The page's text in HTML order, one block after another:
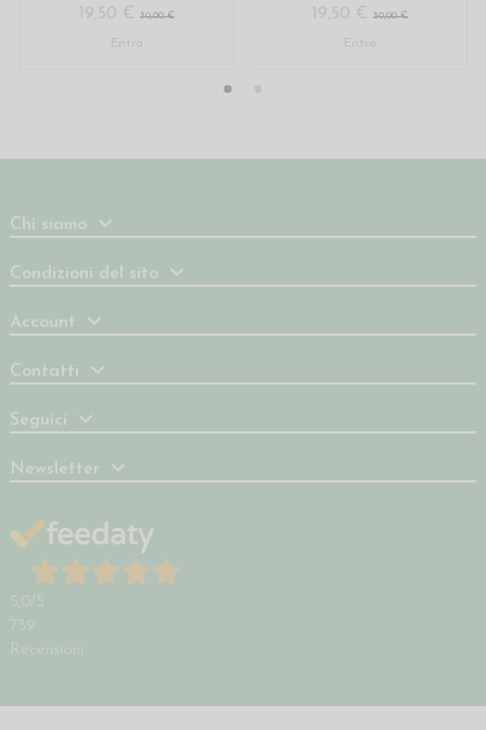
19,50 € 30,00 €
Entra
19,50 €30,00 €
Entra
Chi siamo
Condizioni del sito
Account
Contatti
Seguici
Newsletter
5,0 /5
739
Recensioni